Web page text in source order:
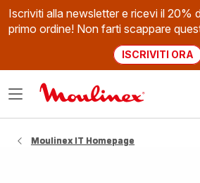
Iscriviti alla newsletter e ricevi il 20%
primo ordine! Non farti scappare
ISCRIVITI ORA
Apri
Moulinex IT Homepage